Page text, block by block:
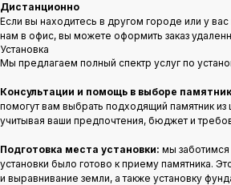
Дистанционно
Если вы находитесь в другом городе или у вас
нам в офис, вы можете оформить заказ
Установка
Мы предлагаем полный спектр услуг по
Консультации и помощь в выборе
помогут вам выбрать подходящий памятник из
учитывая ваши предпочтения, бюджет и
Подготовка места установки: мы
установки было готово к приему памятника.
и выравнивание земли, а также установку